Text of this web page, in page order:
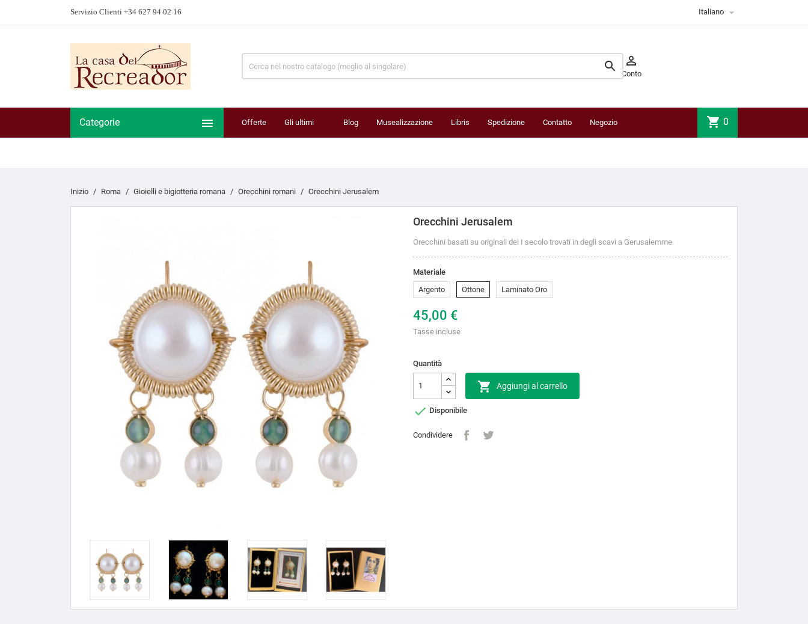
Servizio Clienti +34 627 94 02 16 Italiano 
 
Conto
Categorie  Offerte Gli ultimi Blog Musealizzazione Libris Spedizione Contatto Negozio shopping_cart 0
Inizio Roma Gioielli e bigiotteria romana Orecchini romani Orecchini Jerusalem
Orecchini Jerusalem
Orecchini basati su originali del I secolo trovati in degli scavi a Gerusalemme.
Materiale
Argento
Ottone Laminato Oro
45,00 €
Tasse incluse
Quantità
 Aggiungi al carrello
 Disponibile
Condividere